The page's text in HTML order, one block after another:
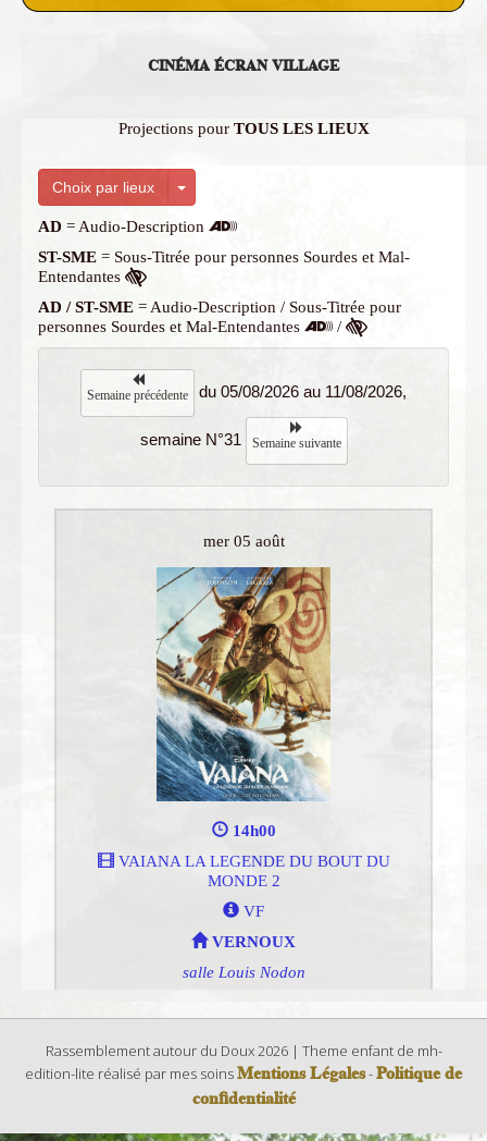
CINÉMA ÉCRAN VILLAGE
Rassemblement autour du Doux 2026 | Theme enfant de mh-
edition-lite réalisé par mes soinsMentions Légales-Politique de
confidentialité